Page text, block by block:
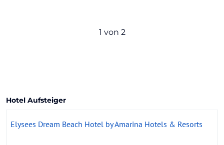
1 von 2
Hotel Aufsteiger
Elysees Dream Beach Hotel by Amarina Hotels & Resorts